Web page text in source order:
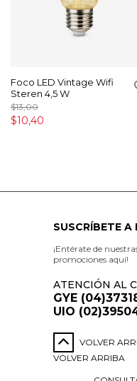
Foco LED Vintage Wifi
Steren 4,5 W
$13,00
$10,40
SUSCRÍBETE A
¡Entérate de
promociones aquí!
ATENCIÓN AL
GYE
UIO
VOLVER
VOLVER ARRIBA